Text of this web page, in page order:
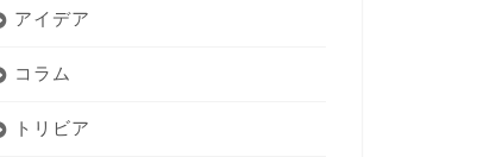
アイデア
コラム
トリビア